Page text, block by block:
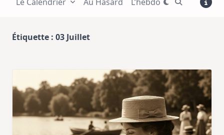
Étiquette : 03 Juillet